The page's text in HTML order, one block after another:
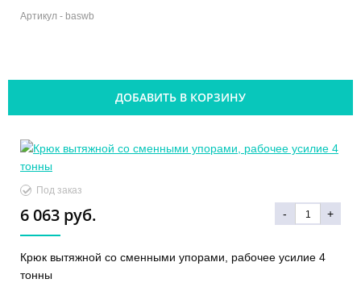
Артикул - baswb
ДОБАВИТЬ В КОРЗИНУ
Под заказ
6 063 руб. - +
Крюк вытяжной со сменными упорами, рабочее усилие 4
тонны